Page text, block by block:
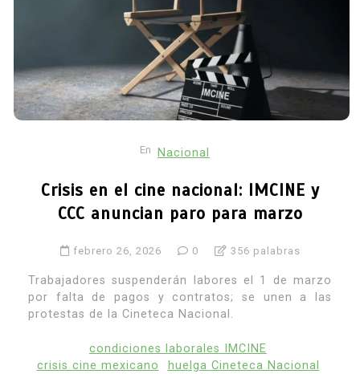
En Nacional
Crisis en el cine nacional: IMCINE y
CCC anuncian paro para marzo
febrero 26, 2026 0 356 palabras
Trabajadores suspenderán labores el 1 de marzo
por falta de pagos y contratos; se unen a las
protestas de la Cineteca Nacional.
condiciones laborales IMCINE
crisis cine mexicano
huelga Cineteca Nacional